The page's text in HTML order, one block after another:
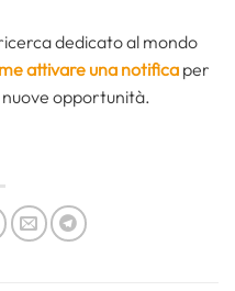
dedicato al mondo
attivare una notifica per
opportunità.